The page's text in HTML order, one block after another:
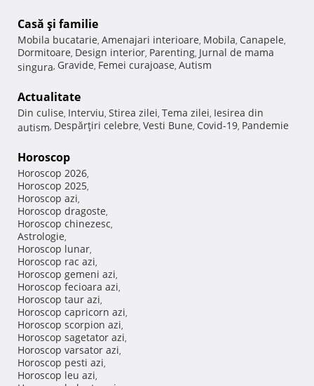
Casă şi familie
Mobila bucatarie, Amenajari interioare, Mobila, Canapele,
Dormitoare, Design interior, Parenting, Jurnal de mama
singura, Gravide, Femei curajoase, Autism
Actualitate
Din culise, Interviu, Stirea zilei, Tema zilei, Iesirea din
autism, Despărţiri celebre, Vesti Bune, Covid-19, Pandemie
Horoscop
Horoscop 2026,
Horoscop 2025,
Horoscop azi,
Horoscop dragoste,
Horoscop chinezesc,
Astrologie,
Horoscop lunar,
Horoscop rac azi,
Horoscop gemeni azi,
Horoscop fecioara azi,
Horoscop taur azi,
Horoscop capricorn azi,
Horoscop scorpion azi,
Horoscop sagetator azi,
Horoscop varsator azi,
Horoscop pesti azi,
Horoscop leu azi,